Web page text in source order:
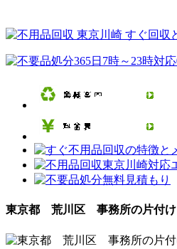
東京都 荒川区 事務所の片付け